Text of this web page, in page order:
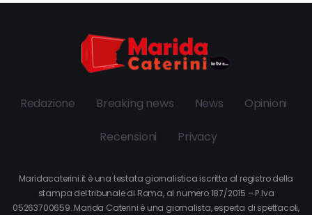
Redazione Breaking news News Opinioni
Recensioni Privacy
Maridacaterini.it è una testata giornalistica iscritta al registro della
stampa del tribunale di Roma, al numero 187/2015 – P.Iva
05263700659. Marida Caterini è una giornalista, esperta di spettacoli,